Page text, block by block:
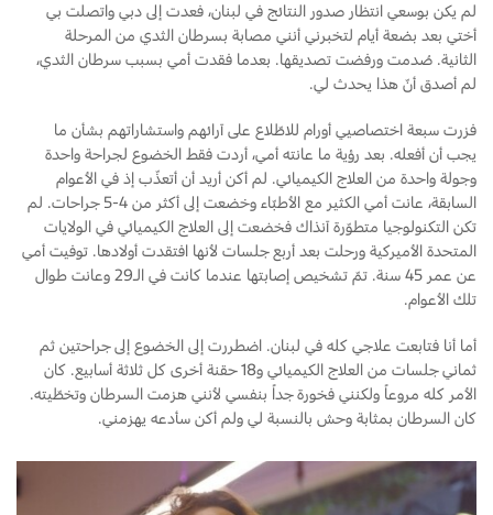
العربية
المتحدة
اليمن
دعم المزامنة
تقنية 4 SYNC
أجزاء
قطع غيار فورد الأصلية
موتوركرافت
قطع مقلدة
اتصل بنا
البحث عن الوكيل
الأسئلة الشائعة
لم يكن بوسعي انتظار صدور النتائج في لبنان، فعدت إلى دبي واتصلت بي
أختي بعد بضعة أيام لتخبرني أنني مصابة بسرطان الثدي من المرحلة
الثانية. صُدمت ورفضت تصديقها. بعدما فقدت أمي بسبب سرطان الثدي،
لم أصدق أنّ هذا يحدث لي.
فزرت سبعة اختصاصيي أورام للاطّلاع على آرائهم واستشاراتهم بشأن ما
يجب أن أفعله. بعد رؤية ما عانته أمي، أردت فقط الخضوع لجراحة واحدة
وجولة واحدة من العلاج الكيميائي. لم أكن أريد أن أتعذّب إذ في الأعوام
السابقة، عانت أمي الكثير مع الأطبّاء وخضعت إلى أكثر من 4-5 جراحات. لم
تكن التكنولوجيا متطوّرة آنذاك فخضعت إلى العلاج الكيميائي في الولايات
المتحدة الأميركية ورحلت بعد أربع جلسات لأنها افتقدت أولادها. توفيت أمي
عن عمر 45 سنة. تمّ تشخيص إصابتها عندما كانت في الـ29 وعانت طوال
تلك الأعوام.
أما أنا فتابعت علاجي كله في لبنان. اضطررت إلى الخضوع إلى جراحتين ثم
ثماني جلسات من العلاج الكيميائي و18 حقنة أخرى كل ثلاثة أسابيع. كان
الأمر كله مروعاً ولكنني فخورة جداً بنفسي لأنني هزمت السرطان وتخطّيته.
كان السرطان بمثابة وحش بالنسبة لي ولم أكن سأدعه يهزمني.